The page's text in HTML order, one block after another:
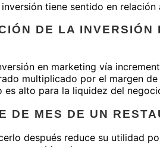
tiene sentido en
DE LA INVERSIÓN
en marketing vía
multiplicado por el margen
es alto para la liquidez del
DE MES DE UN
después reduce su utilidad